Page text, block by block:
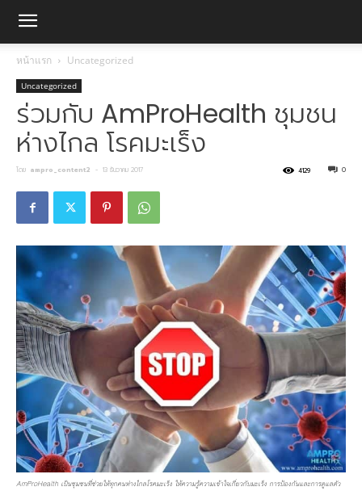
หน้าแรก Uncategorized
Uncategorized
ร่วมกับ AmProHealth ชุมชน
ห่างไกล โรคมะเร็ง
โดย ampro_content2 - 13 ธันวาคม 2017 0
4129
AmProHealth เป็นชุมชนที่ช่วยให้ทุกคนห่างไกลโรคมะเร็ง ให้ความรู้ความเข้าใจเกี่ยวกับมะเร็ง การป้องกันและการดูแลตัว